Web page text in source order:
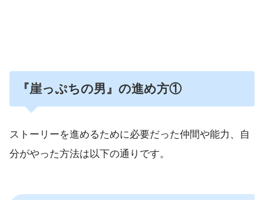
『崖っぷちの男』の進め方①
ストーリーを進めるために必要だった仲間や能力、自
分がやった方法は以下の通りです。